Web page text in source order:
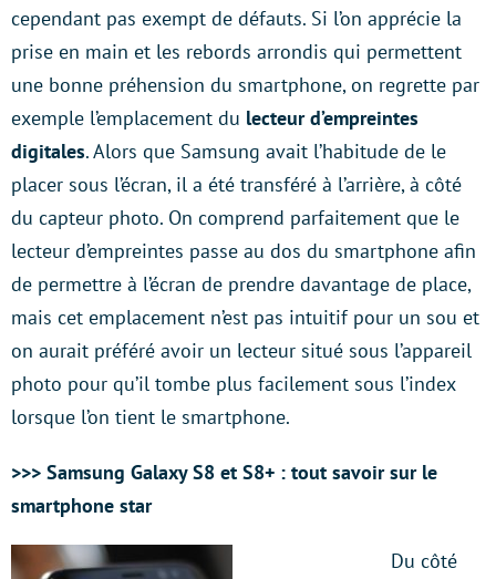
cependant pas exempt de défauts. Si l’on apprécie la
prise en main et les rebords arrondis qui permettent
une bonne préhension du smartphone, on regrette par
exemple l’emplacement du lecteur d’empreintes
digitales. Alors que Samsung avait l’habitude de le
placer sous l’écran, il a été transféré à l’arrière, à côté
du capteur photo. On comprend parfaitement que le
lecteur d’empreintes passe au dos du smartphone afin
de permettre à l’écran de prendre davantage de place,
mais cet emplacement n’est pas intuitif pour un sou et
on aurait préféré avoir un lecteur situé sous l’appareil
photo pour qu’il tombe plus facilement sous l’index
lorsque l’on tient le smartphone.
>>> Samsung Galaxy S8 et S8+ : tout savoir sur le
smartphone star
Du côté